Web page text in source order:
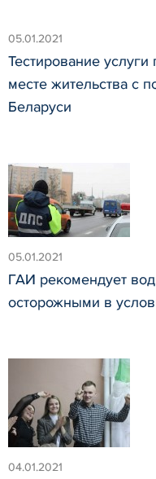
05.01.2021
Тестирование
месте жительства с
Беларуси
05.01.2021
ГАИ рекомендует
осторожными в
04.01.2021